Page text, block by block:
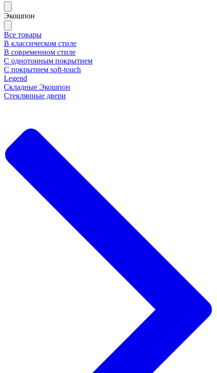
Экошпон
Все товары
В классическом стиле
В современном стиле
С однотонным покрытием
С покрытием soft-touch
Legend
Складные Экошпон
Стеклянные двери